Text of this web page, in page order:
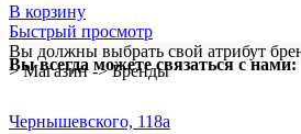
В корзину
Быстрый просмотр
Вы должны выбрать свой атрибут
> Магазин -> Бренды
Вы всегда можете связаться с нами:
​Чернышевского, 118а